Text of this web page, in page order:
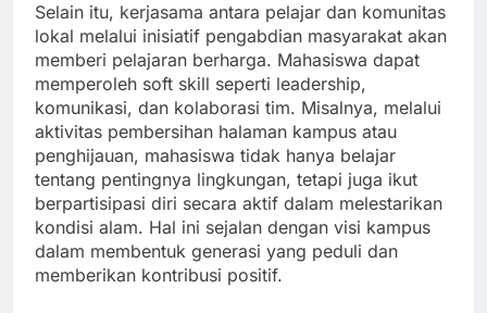
Selain itu, kerjasama antara pelajar dan komunitas
lokal melalui inisiatif pengabdian masyarakat akan
memberi pelajaran berharga. Mahasiswa dapat
memperoleh soft skill seperti leadership,
komunikasi, dan kolaborasi tim. Misalnya, melalui
aktivitas pembersihan halaman kampus atau
penghijauan, mahasiswa tidak hanya belajar
tentang pentingnya lingkungan, tetapi juga ikut
berpartisipasi diri secara aktif dalam melestarikan
kondisi alam. Hal ini sejalan dengan visi kampus
dalam membentuk generasi yang peduli dan
memberikan kontribusi positif.